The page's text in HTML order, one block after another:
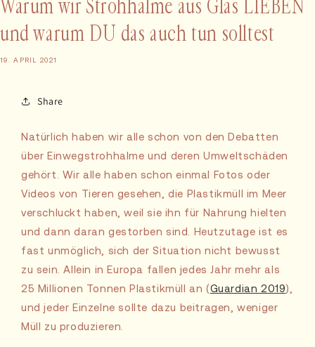
Warum wir Strohhalme aus Glas LIEBEN
und warum DU das auch tun solltest
19. APRIL 2021
Share
Natürlich haben wir alle schon von den Debatten
über Einwegstrohhalme und deren Umweltschäden
gehört. Wir alle haben schon einmal Fotos oder
Videos von Tieren gesehen, die Plastikmüll im Meer
verschluckt haben, weil sie ihn für Nahrung hielten
und dann daran gestorben sind. Heutzutage ist es
fast unmöglich, sich der Situation nicht bewusst
zu sein. Allein in Europa fallen jedes Jahr mehr als
25 Millionen Tonnen Plastikmüll an (Guardian 2019),
und jeder Einzelne sollte dazu beitragen, weniger
Müll zu produzieren.